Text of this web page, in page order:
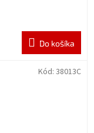
Do košíka
Kód: 38013C